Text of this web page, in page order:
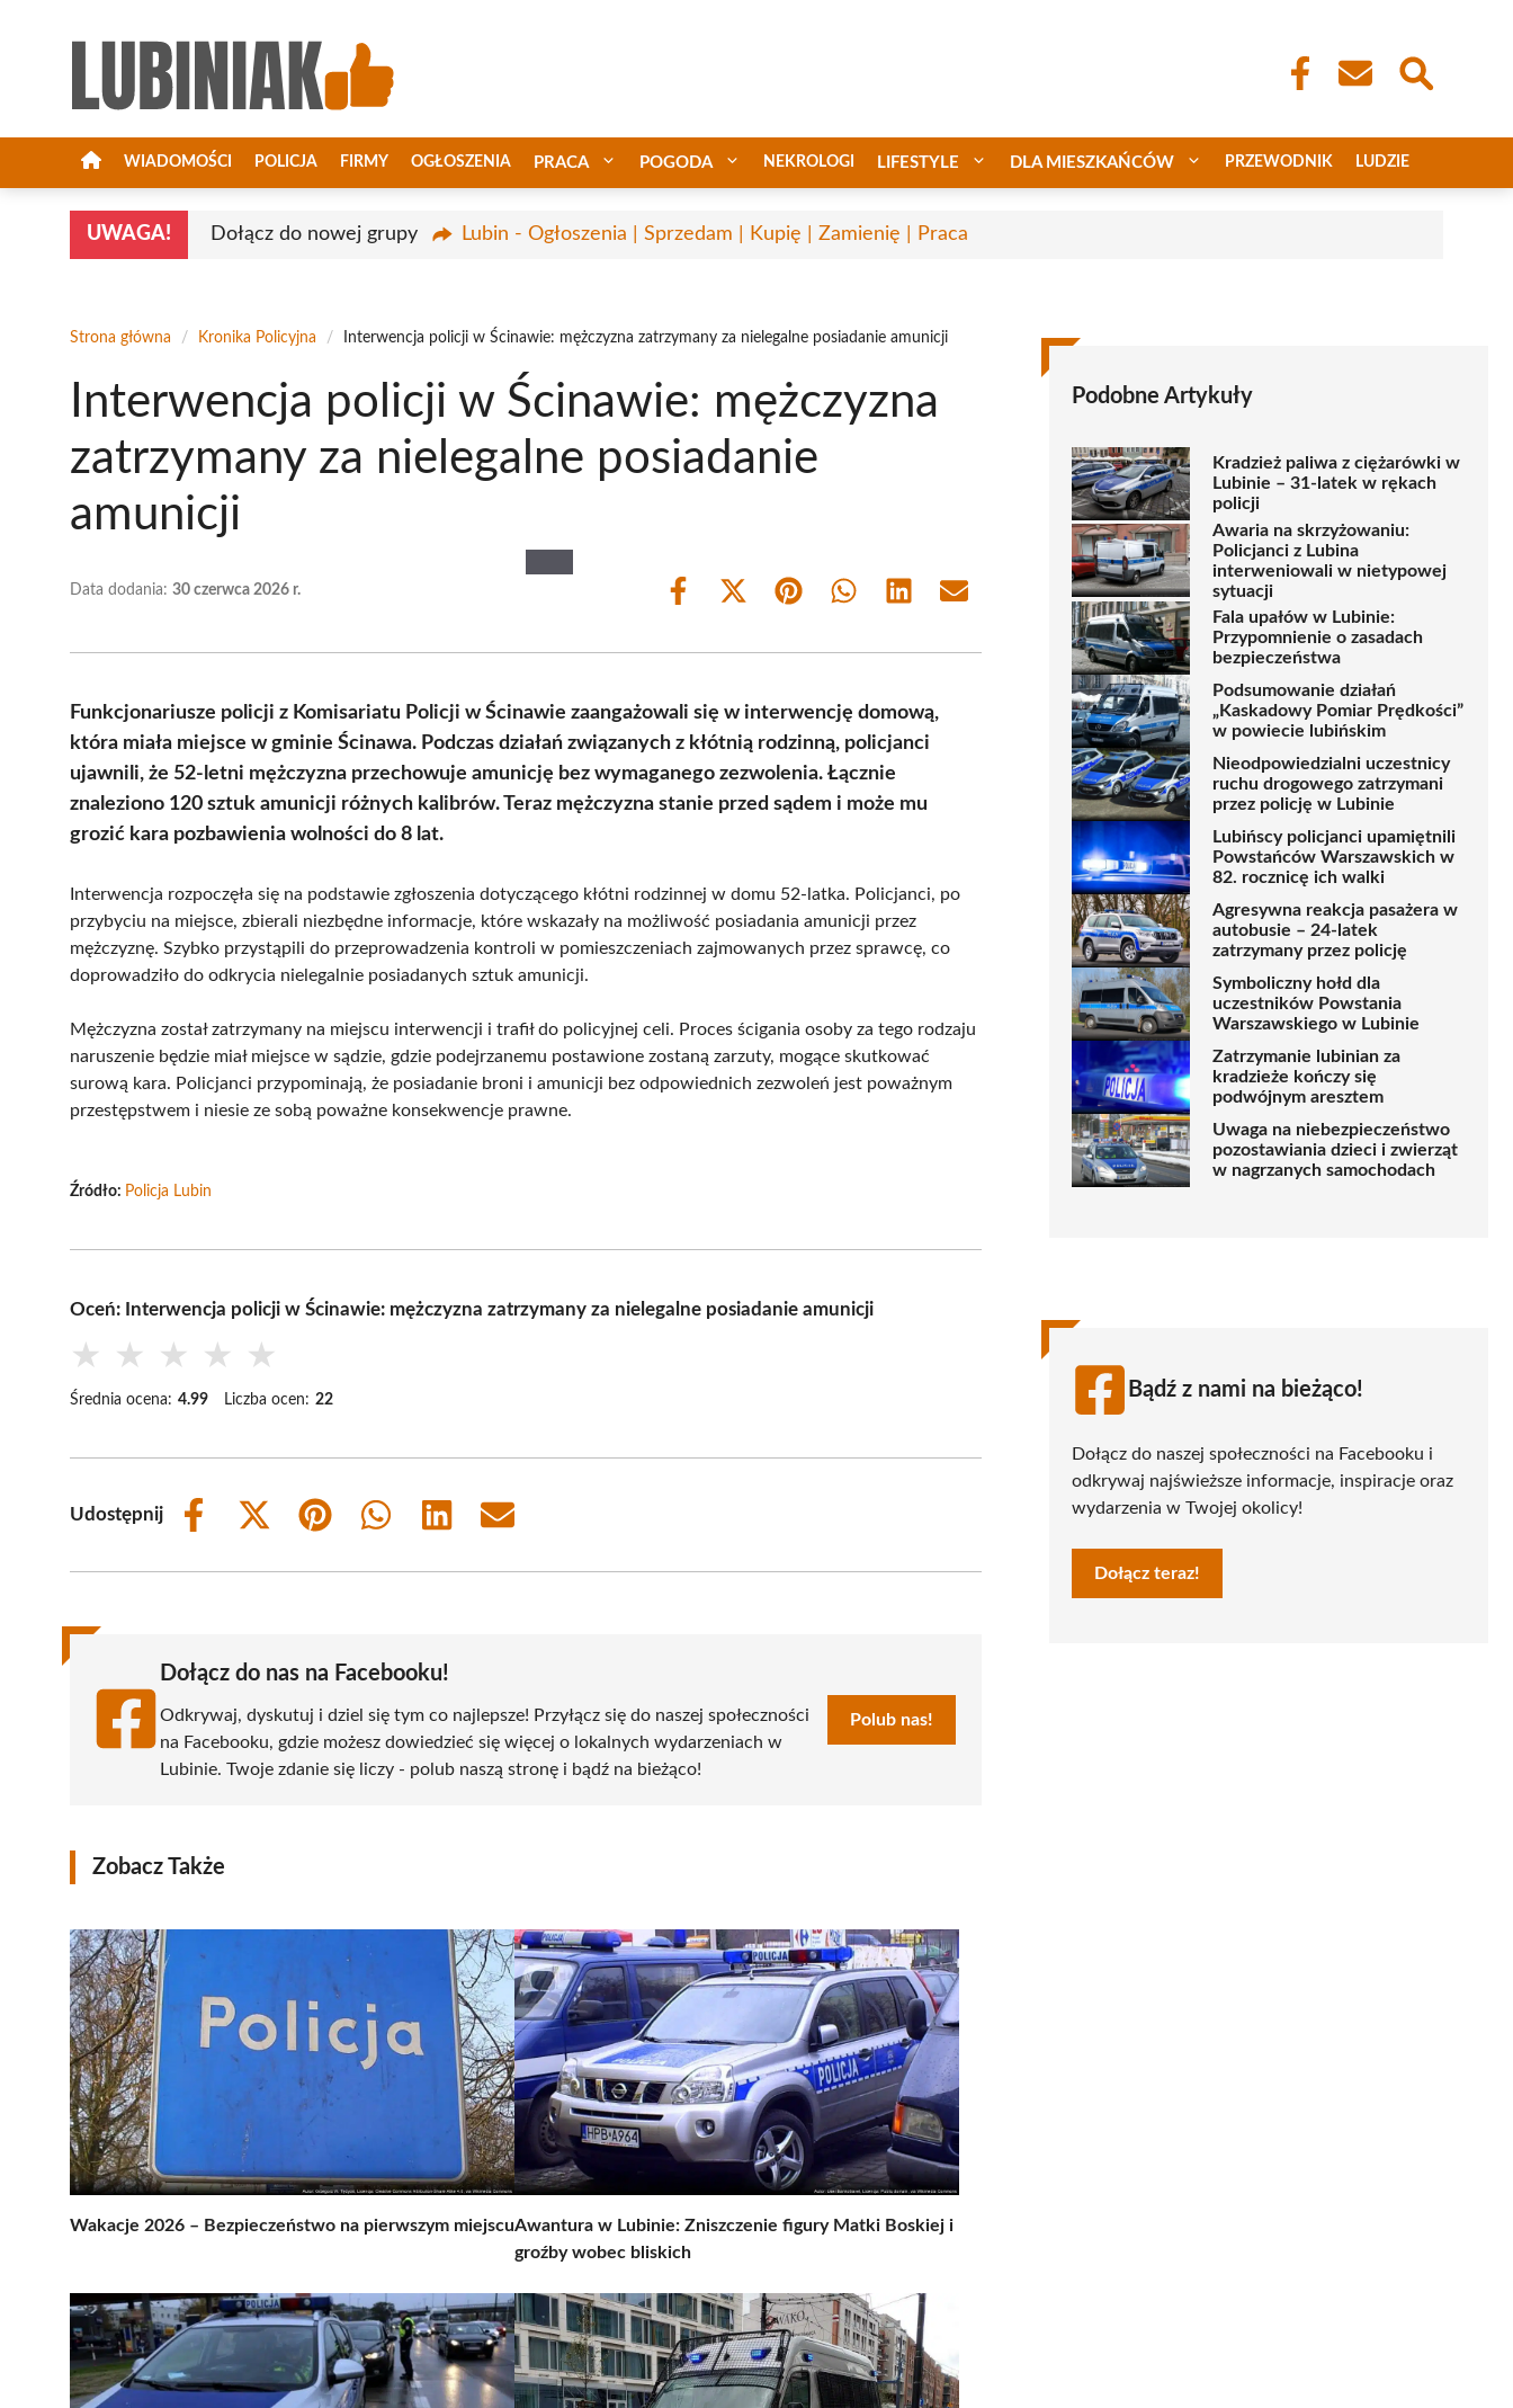
WIADOMOŚCI POLICJA FIRMY OGŁOSZENIA PRACA POGODA NEKROLOGI LIFESTYLE DLA MIESZKAŃCÓW PRZEWODNIK LUDZIE
UWAGA! Dołącz do nowej grupy Lubin - Ogłoszenia | Sprzedam | Kupię | Zamienię | Praca
Strona główna / Kronika Policyjna / Interwencja policji w Ścinawie: mężczyzna zatrzymany za nielegalne posiadanie amunicji
Interwencja policji w Ścinawie: mężczyzna
zatrzymany za nielegalne posiadanie
amunicji
Data dodania: 30 czerwca 2026 r.
Share
Share
(Twitter)
Share Share Share Share
Funkcjonariusze policji z Komisariatu Policji w Ścinawie zaangażowali się w interwencję domową,
która miała miejsce w gminie Ścinawa. Podczas działań związanych z kłótnią rodzinną, policjanci
ujawnili, że 52-letni mężczyzna przechowuje amunicję bez wymaganego zezwolenia. Łącznie
znaleziono 120 sztuk amunicji różnych kalibrów. Teraz mężczyzna stanie przed sądem i może mu
grozić kara pozbawienia wolności do 8 lat.
Interwencja rozpoczęła się na podstawie zgłoszenia dotyczącego kłótni rodzinnej w domu 52-latka. Policjanci, po
przybyciu na miejsce, zbierali niezbędne informacje, które wskazały na możliwość posiadania amunicji przez
mężczyznę. Szybko przystąpili do przeprowadzenia kontroli w pomieszczeniach zajmowanych przez sprawcę, co
doprowadziło do odkrycia nielegalnie posiadanych sztuk amunicji.
Mężczyzna został zatrzymany na miejscu interwencji i trafił do policyjnej celi. Proces ścigania osoby za tego rodzaju
naruszenie będzie miał miejsce w sądzie, gdzie podejrzanemu postawione zostaną zarzuty, mogące skutkować
surową kara. Policjanci przypominają, że posiadanie broni i amunicji bez odpowiednich zezwoleń jest poważnym
przestępstwem i niesie ze sobą poważne konsekwencje prawne.
Źródło: Policja Lubin
Oceń: Interwencja policji w Ścinawie: mężczyzna zatrzymany za nielegalne posiadanie amunicji
★ ★ ★ ★ ★
Średnia ocena: 4.99 Liczba ocen: 22
Udostępnij
Share
Share
(Twitter)
Share
Share
Share
Share
Dołącz do nas na Facebooku!
Odkrywaj, dyskutuj i dziel się tym co najlepsze! Przyłącz się do naszej społeczności
na Facebooku, gdzie możesz dowiedzieć się więcej o lokalnych wydarzeniach w
Lubinie. Twoje zdanie się liczy - polub naszą stronę i bądź na bieżąco!
Polub nas!
Zobacz Także
Wakacje 2026 – Bezpieczeństwo na pierwszym miejscuAwantura w Lubinie: Zniszczenie figury Matki Boskiej i
groźby wobec bliskich
Podobne Artykuły
Kradzież paliwa z ciężarówki w
Lubinie – 31-latek w rękach
policji
Awaria na skrzyżowaniu:
Policjanci z Lubina
interweniowali w nietypowej
sytuacji
Fala upałów w Lubinie:
Przypomnienie o zasadach
bezpieczeństwa
Podsumowanie działań
„Kaskadowy Pomiar Prędkości”
w powiecie lubińskim
Nieodpowiedzialni uczestnicy
ruchu drogowego zatrzymani
przez policję w Lubinie
Lubińscy policjanci upamiętnili
Powstańców Warszawskich w
82. rocznicę ich walki
Agresywna reakcja pasażera w
autobusie – 24-latek
zatrzymany przez policję
Symboliczny hołd dla
uczestników Powstania
Warszawskiego w Lubinie
Zatrzymanie lubinian za
kradzieże kończy się
podwójnym aresztem
Uwaga na niebezpieczeństwo
pozostawiania dzieci i zwierząt
w nagrzanych samochodach
Bądź z nami na bieżąco!
Dołącz do naszej społeczności na Facebooku i
odkrywaj najświeższe informacje, inspiracje oraz
wydarzenia w Twojej okolicy!
Dołącz teraz!